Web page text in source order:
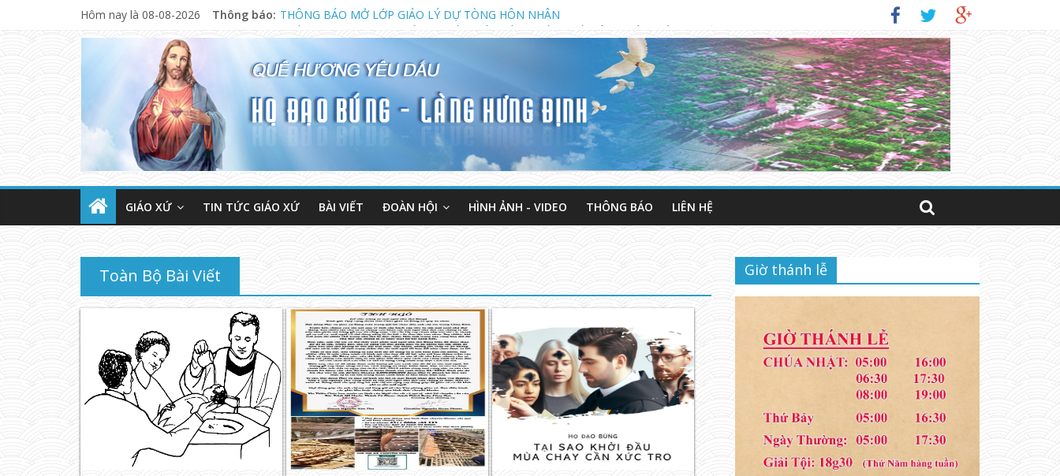
Hôm nay là 08-08-2026 Thông báo: THÔNG BÁO MỞ LỚP GIÁO LÝ DỰ TÒNG HÔN NHÂN
NGÀY 13.08.2023 KHAI GIẢNG KHÓA GIÁO LÝ DỰ TÒNG VÀ HÔN NHÂN (LÚC 18 GIỜ)
CHƯƠNG TRÌNH MỤC VỤ TUẦN THÁNH NĂM 2023
GIÁO XỨ TIN TỨC GIÁO XỨ BÀI VIẾT ĐOÀN HỘI HÌNH ẢNH - VIDEO THÔNG BÁO LIÊN HỆ
Toàn Bộ Bài Viết Giờ thánh lễ